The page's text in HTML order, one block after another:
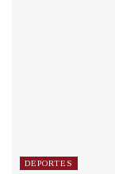
DEPORTES